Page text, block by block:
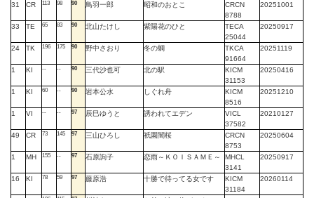
31 CR 113 98 90 鳥羽一郎 昭和のおとこ
CRCN
8788
20251001
33 TE 65 83 90 北山たけし 紫陽花のひと
TECA
25044
20250917
24 TK 196 175 90 野中さおり 冬の蜩
TKCA
91664
20251119
1 KI -- -- 90 三代沙也可 北の駅
KICM
31153
20250416
1 KI 60 -- 90 岩本公水 しぐれ舟
KICM
8516
20251210
1 VI -- -- 97 辰巳ゆうと 誘われてエデン
VICL
37582
20210127
49 CR 73 145 97 三山ひろし 祇園闇桜
CRCN
8753
20250604
1 MH 155 -- 97 石原詢子 恋雨～ＫＯＩＳＡＭＥ～
MHCL
3141
20250917
16 KI 78 59 97 藤原浩 十勝で待ってる女です
KICM
31184
20260114